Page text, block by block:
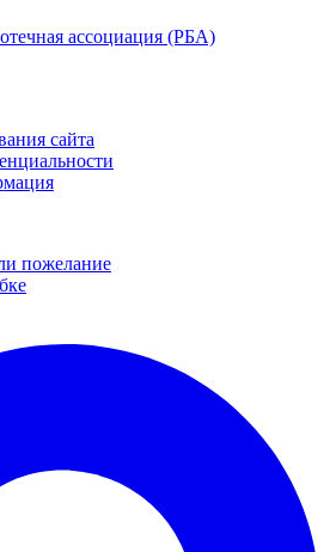
ассоциация (РБА)
сайта
пожелание